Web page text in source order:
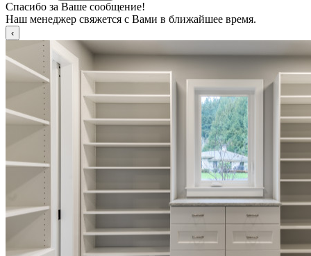
Спасибо за Ваше сообщение!
Наш менеджер свяжется с Вами в ближайшее время.